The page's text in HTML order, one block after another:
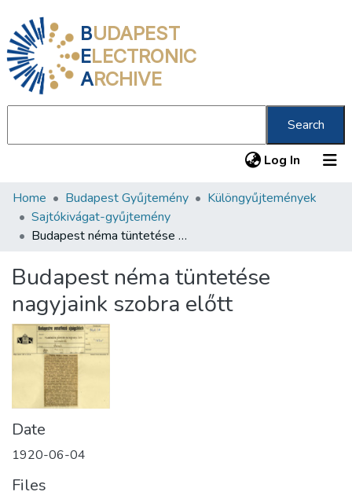
BUDAPEST
ELECTRONIC
ARCHIVE
Search
Log In (current)
Communities & Collections
All of DSpace
About us
Home Budapest Gyűjtemény
Különgyűjtemények
Sajtókivágat-gyűjtemény
Budapest néma tüntetése nagyjaink szobra előtt
Budapest néma tüntetése
nagyjaink szobra előtt
Date
1920-06-04
Files